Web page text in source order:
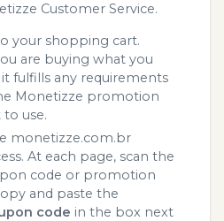
Customer Service.
your shopping cart.
are buying what you
fulfills any requirements
Monetizze promotion
use.
monetizze.com.br
At each page, scan the
code or promotion
and paste the
code in the box next